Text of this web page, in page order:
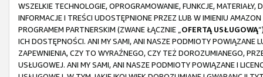
WSZELKIE TECHNOLOGIE, OPROGRAMOWANIE, FUNKCJE,
INFORMACJE I TREŚCI UDOSTĘPNIONE PRZEZ LUB W IMIENIU
PROGRAMEM PARTNERSKIM (ZWANE ŁĄCZNIE „ OFERTĄ USŁUGOWĄ
ICH DOSTĘPNOŚCI. ANI MY SAMI, ANI NASZE PODMIOTY POWIĄZANE
ZAPEWNIENIA, CZY TO WYRAŹNEGO, CZY TEŻ DOROZUMIANEGO,
USŁUGOWEJ. ANI MY SAMI, ANI NASZE PODMIOTY POWIĄZANE I